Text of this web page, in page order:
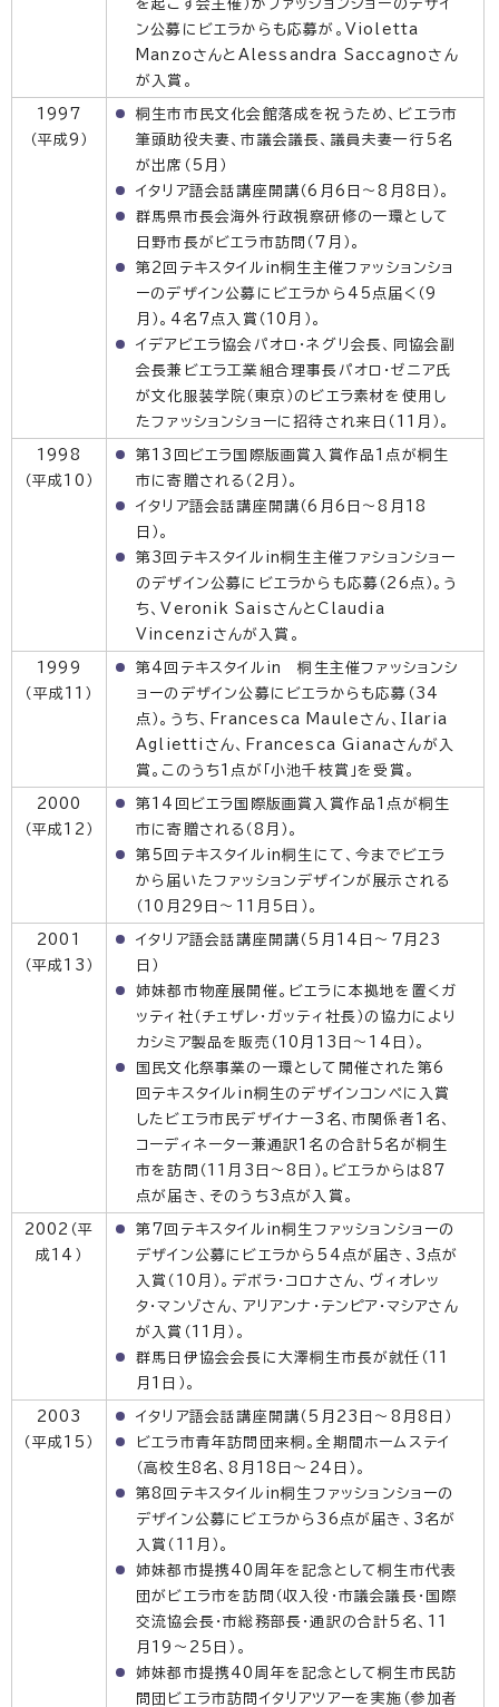
を起こす会主催）がファッションショーのデザイ
ン公募にビエラからも応募が。Violetta
ManzoさんとAlessandra Saccagnoさん
が入賞。
1997
（平成9）
桐生市市民文化会館落成を祝うため、ビエラ市
筆頭助役夫妻、市議会議長、議員夫妻一行5名
が出席（5月）
イタリア語会話講座開講（6月6日〜8月8日）。
群馬県市長会海外行政視察研修の一環として
日野市長がビエラ市訪問（7月）。
第2回テキスタイルin桐生主催ファッションショ
ーのデザイン公募にビエラから45点届く（9
月）。4名7点入賞（10月）。
イデアビエラ協会パオロ・ネグリ会長、同協会副
会長兼ビエラ工業組合理事長パオロ・ゼニア氏
が文化服装学院（東京）のビエラ素材を使用し
たファッションショーに招待され来日（11月）。
1998
（平成10）
第13回ビエラ国際版画賞入賞作品1点が桐生
市に寄贈される（2月）。
イタリア語会話講座開講（6月6日〜8月18
日）。
第3回テキスタイルin桐生主催ファションショー
のデザイン公募にビエラからも応募（26点）。う
ち、Veronik SaisさんとClaudia
Vincenziさんが入賞。
1999
（平成11）
第4回テキスタイルin 桐生主催ファッションシ
ョーのデザイン公募にビエラからも応募（34
点）。うち、Francesca Mauleさん、Ilaria
Agliettiさん、Francesca Gianaさんが入
賞。このうち1点が「小池千枝賞」を受賞。
2000
（平成12）
第14回ビエラ国際版画賞入賞作品1点が桐生
市に寄贈される（8月）。
第5回テキスタイルin桐生にて、今までビエラ
から届いたファッションデザインが展示される
（10月29日～11月5日）。
2001
（平成13）
イタリア語会話講座開講（5月14日〜7月23
日）
姉妹都市物産展開催。ビエラに本拠地を置くガ
ッティ社（チェザレ・ガッティ社長）の協力により
カシミア製品を販売（10月13日〜14日）。
国民文化祭事業の一環として開催された第6
回テキスタイルin桐生のデザインコンペに入賞
したビエラ市民デザイナー3名、市関係者1名、
コーディネーター兼通訳1名の合計5名が桐生
市を訪問（11月3日〜8日）。ビエラからは87
点が届き、そのうち3点が入賞。
2002（平
成14）
第7回テキスタイルin桐生ファッションショーの
デザイン公募にビエラから54点が届き、3点が
入賞（10月）。デボラ・コロナさん、ヴィオレッ
タ・マンゾさん、アリアンナ・テンピア・マシアさん
が入賞（11月）。
群馬日伊協会会長に大澤桐生市長が就任（11
月1日）。
2003
（平成15）
イタリア語会話講座開講（5月23日〜8月8日）
ビエラ市青年訪問団来桐。全期間ホームステイ
（高校生8名、8月18日〜24日）。
第8回テキスタイルin桐生ファッションショーの
デザイン公募にビエラから36点が届き、3名が
入賞（11月）。
姉妹都市提携40周年を記念として桐生市代表
団がビエラ市を訪問（収入役・市議会議長・国際
交流協会長・市総務部長・通訳の合計5名、11
月19〜25日）。
姉妹都市提携40周年を記念として桐生市民訪
問団ビエラ市訪問イタリアツアーを実施（参加者